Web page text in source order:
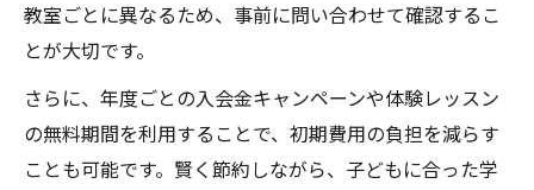
教室ごとに異なるため、事前に問い合わせて確認するこ
とが大切です。
さらに、年度ごとの入会金キャンペーンや体験レッスン
の無料期間を利用することで、初期費用の負担を減らす
ことも可能です。賢く節約しながら、子どもに合った学